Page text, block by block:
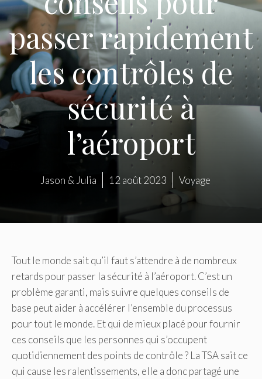
passer rapidement
les contrôles de
sécurité à
l’aéroport
Jason & Julia 12 août 2023 Voyage
Tout le monde sait qu’il faut s’attendre à de nombreux
retards pour passer la sécurité à l’aéroport. C’est un
problème garanti, mais suivre quelques conseils de
base peut aider à accélérer l’ensemble du processus
pour tout le monde. Et qui de mieux placé pour fournir
ces conseils que les personnes qui s’occupent
quotidiennement des points de contrôle ? La TSA sait ce
qui cause les ralentissements, elle a donc partagé une